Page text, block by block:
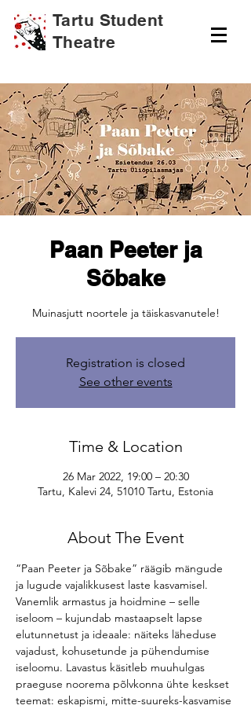
Tartu Student
Theatre
Paan Peeter ja
Sõbake
Muinasjutt noortele ja täiskasvanutele!
Registration is closed
See other events
Time & Location
26 Mar 2022, 19:00 – 20:30
Tartu, Kalevi 24, 51010 Tartu, Estonia
About The Event
“Paan Peeter ja Sõbake” räägib mängude
ja lugude vajalikkusest laste kasvamisel.
Vanemlik armastus ja hoidmine – selle
iseloom – kujundab mastaapselt lapse
elutunnetust ja ideaale: näiteks läheduse
vajadust, kohusetunde ja pühendumise
iseloomu. Lavastus käsitleb muuhulgas
praeguse noorema põlvkonna ühte keskset
teemat: eskapismi, mitte-suureks-kasvamise